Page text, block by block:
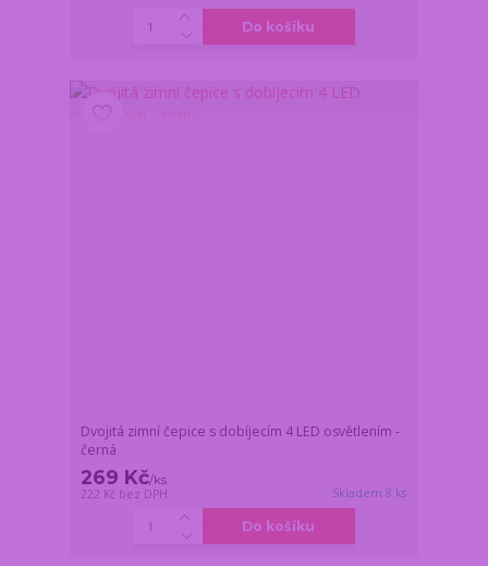
Do košíku
Dvojitá zimní čepice s dobíjecím 4 LED osvětlením -
černá
269 Kč/ks
222 Kč bez DPH Skladem 8 ks
Do košíku